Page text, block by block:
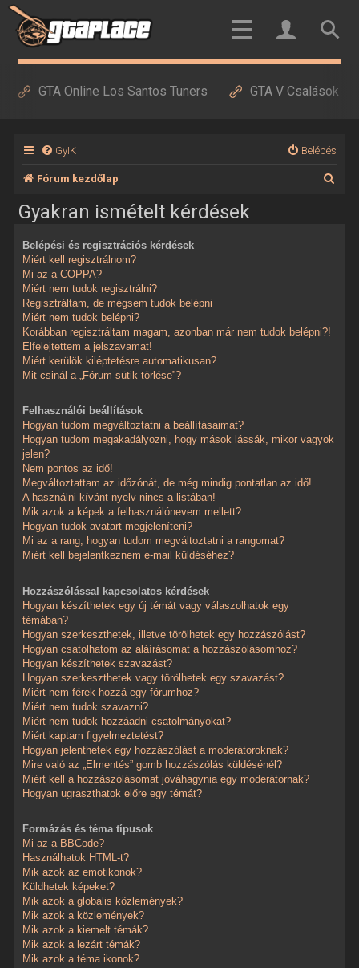
GTA Online Los Santos Tuners GTA V Csalások
GyIK Belépés
Fórum kezdőlap
Gyakran ismételt kérdések
Belépési és regisztrációs kérdések
Miért kell regisztrálnom?
Mi az a COPPA?
Miért nem tudok regisztrálni?
Regisztráltam, de mégsem tudok belépni
Miért nem tudok belépni?
Korábban regisztráltam magam, azonban már nem tudok belépni?!
Elfelejtettem a jelszavamat!
Miért kerülök kiléptetésre automatikusan?
Mit csinál a „Fórum sütik törlése”?
Felhasználói beállítások
Hogyan tudom megváltoztatni a beállításaimat?
Hogyan tudom megakadályozni, hogy mások lássák, mikor vagyok
jelen?
Nem pontos az idő!
Megváltoztattam az időzónát, de még mindig pontatlan az idő!
A használni kívánt nyelv nincs a listában!
Mik azok a képek a felhasználónevem mellett?
Hogyan tudok avatart megjeleníteni?
Mi az a rang, hogyan tudom megváltoztatni a rangomat?
Miért kell bejelentkeznem e-mail küldéséhez?
Hozzászólással kapcsolatos kérdések
Hogyan készíthetek egy új témát vagy válaszolhatok egy
témában?
Hogyan szerkeszthetek, illetve törölhetek egy hozzászólást?
Hogyan csatolhatom az aláírásomat a hozzászólásomhoz?
Hogyan készíthetek szavazást?
Hogyan szerkeszthetek vagy törölhetek egy szavazást?
Miért nem férek hozzá egy fórumhoz?
Miért nem tudok szavazni?
Miért nem tudok hozzáadni csatolmányokat?
Miért kaptam figyelmeztetést?
Hogyan jelenthetek egy hozzászólást a moderátoroknak?
Mire való az „Elmentés” gomb hozzászólás küldésénél?
Miért kell a hozzászólásomat jóváhagynia egy moderátornak?
Hogyan ugraszthatok előre egy témát?
Formázás és téma típusok
Mi az a BBCode?
Használhatok HTML-t?
Mik azok az emotikonok?
Küldhetek képeket?
Mik azok a globális közlemények?
Mik azok a közlemények?
Mik azok a kiemelt témák?
Mik azok a lezárt témák?
Mik azok a téma ikonok?